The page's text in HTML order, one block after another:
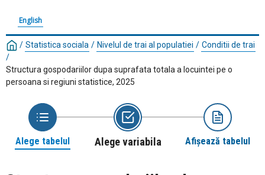
English
/ Statistica sociala / Nivelul de trai al populatiei / Conditii de trai
/
Structura gospodariilor dupa suprafata totala a locuintei pe o
persoana si regiuni statistice, 2025
Alege tabelul Alege variabila Afișează tabelul